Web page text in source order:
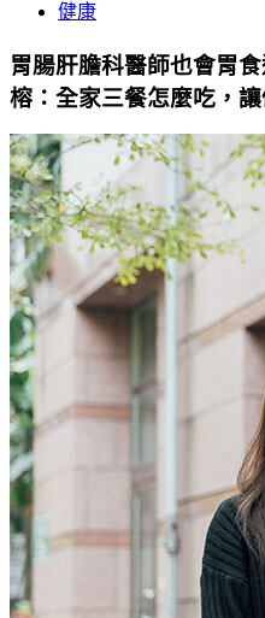
健康
胃腸肝膽科醫師也會胃
榕：全家三餐怎麼吃，